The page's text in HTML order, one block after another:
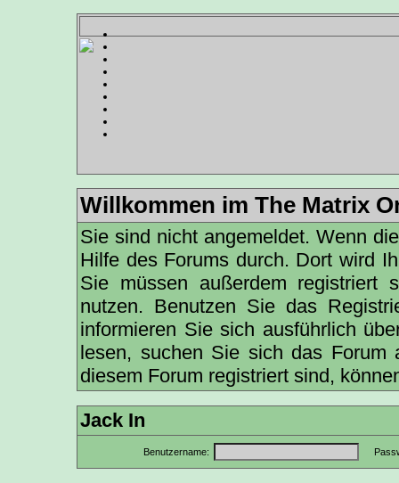
Willkommen im The Matrix
Sie sind nicht angemeldet. Wenn
Hilfe des Forums durch. Dort wird
Sie müssen außerdem registriert
nutzen. Benutzen Sie das
informieren Sie sich ausführlich
lesen, suchen Sie sich das
diesem Forum registriert sind,
Jack In
Benutzername: